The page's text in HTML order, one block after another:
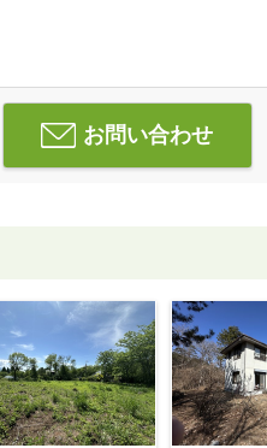
お問い合わせ